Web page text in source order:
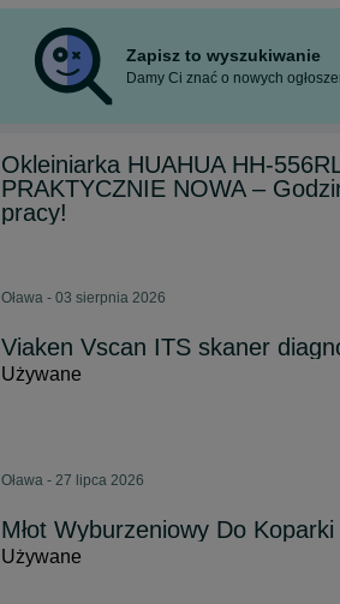
Zapisz to wyszukiwanie
Damy Ci znać o nowych
Okleiniarka HUAHUA HH-
PRAKTYCZNIE NOWA –
pracy!
Oława - 03 sierpnia 2026
Viaken Vscan ITS skaner
Używane
Oława - 27 lipca 2026
Młot Wyburzeniowy Do
Używane